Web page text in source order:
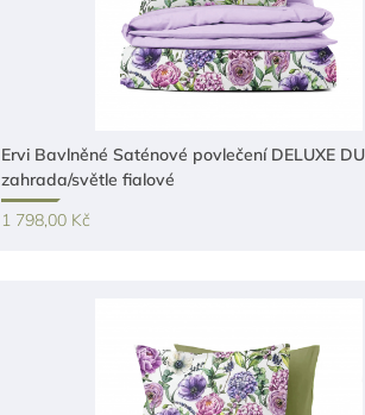
Ervi Bavlněné Saténové povlečení DELUXE
zahrada/světle fialové
1 798,00 Kč